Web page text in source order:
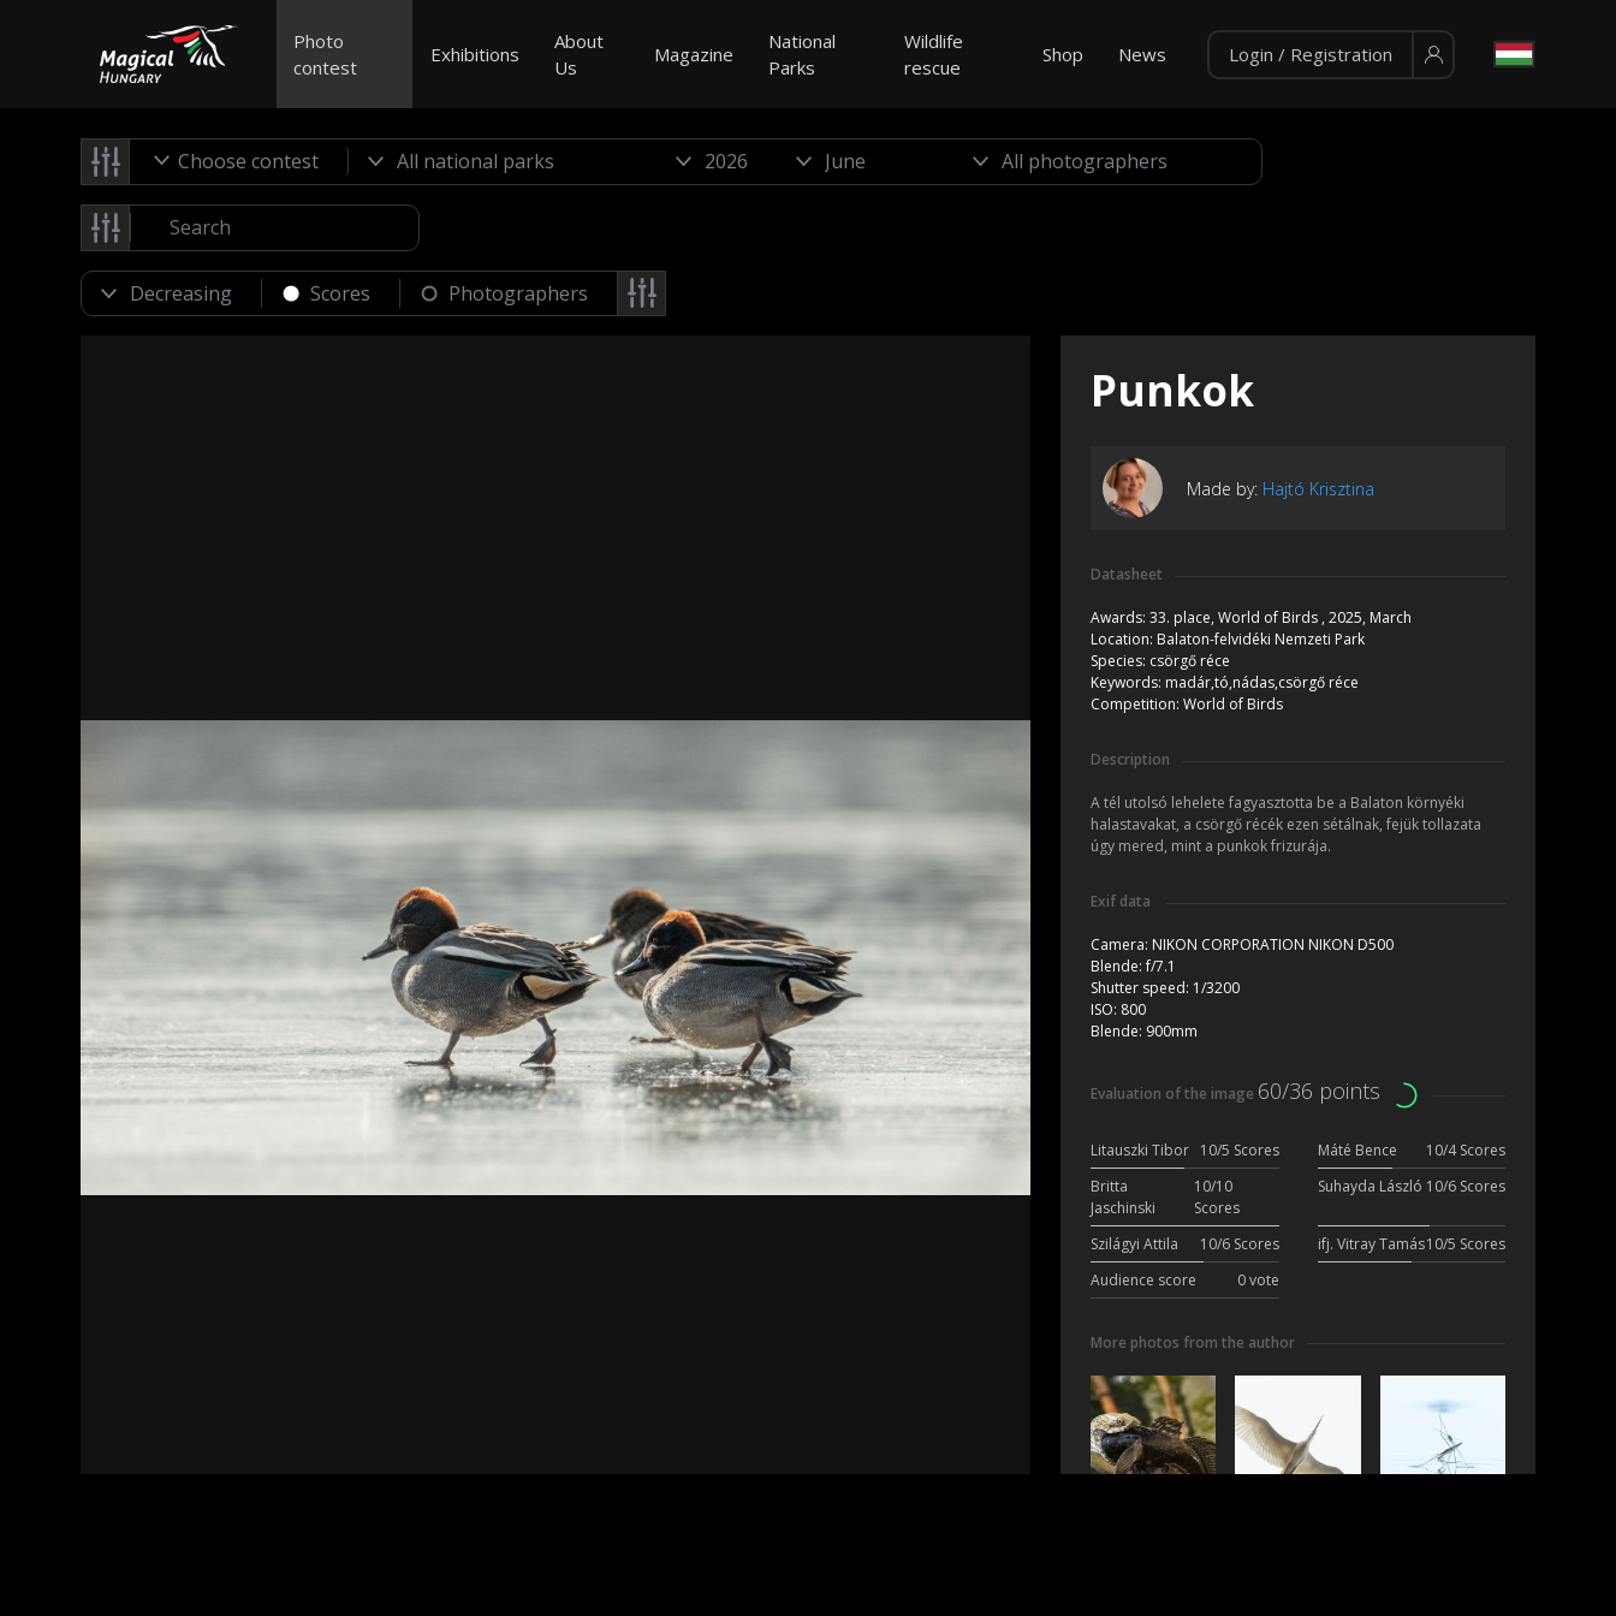
Photo
contest
Exhibitions
About
Us
Magazine
National
Parks
Wildlife
rescue
Shop News Login / Registration
Choose contest
Scores Photographers
Punkok
Made by: Hajtó Krisztina
Datasheet
Awards: 33. place, World of Birds , 2025, March
Location: Balaton-felvidéki Nemzeti Park
Species: csörgő réce
Keywords: madár,tó,nádas,csörgő réce
Competition: World of Birds
Description
A tél utolsó lehelete fagyasztotta be a Balaton környéki
halastavakat, a csörgő récék ezen sétálnak, fejük tollazata
úgy mered, mint a punkok frizurája.
Exif data
Camera: NIKON CORPORATION NIKON D500
Blende:f/7.1
Shutter speed: 1/3200
ISO: 800
Blende: 900mm
Evaluation of the image 60/36 points
Litauszki Tibor 10/5 Scores Máté Bence
10/4 Scores
Britta
Jaschinski
10/10
Scores
Suhayda László 10/6 Scores
Szilágyi Attila 10/6 Scores ifj. Vitray Tamás10/5 Scores
Audience score
0 vote
More photos from the author